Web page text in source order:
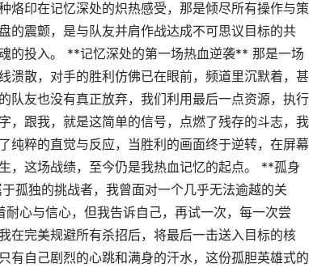
烙印在记忆深处的炽热感受，那是倾尽所有操作与策
的震颤，是与队友并肩作战达成不可思议目标的共
的投入。 **记忆深处的第一场热血逆袭** 那是一场
溃散，对手的胜利仿佛已在眼前，频道里沉默着，甚
队友也没有真正放弃，我们利用最后一点资源，执行
，跟我，就是这简单的信号，点燃了残存的斗志，我
纯粹的直觉与反应，当胜利的画面终于逆转，在屏幕
，这场战绩，至今仍是我热血记忆的起点。 **孤身
孤独的挑战者，我曾面对一个几乎无法逾越的关
心与信心，但我告诉自己，再试一次，每一次尝
在完美规避所有杀招后，将最后一击送入目标的核
有自己剧烈的心跳和满身的汗水，这份孤胆英雄式的